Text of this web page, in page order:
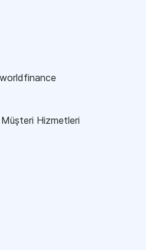
Hizmetleri